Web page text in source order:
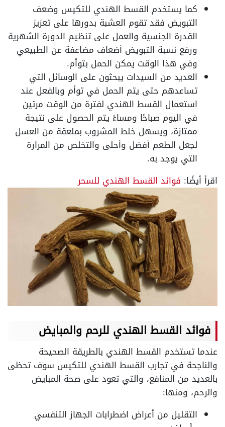
كما يستخدم القسط الهندي للتكيس وضعف
التبويض فقد تقوم العشبة بدورها على تعزيز
القدرة الجنسية والعمل على تنظيم الدورة الشهرية
ورفع نسبة التبويض أضعاف مضاعفة عن الطبيعي
وفي هذا الوقت يمكن الحمل بتوأم.
العديد من السيدات يبحثون على الوسائل التي
تساعدهم حتى يتم الحمل في توأم وبالفعل عند
استعمال القسط الهندي لفترة من الوقت مرتين
في اليوم صباحًا ومساءً يتم الحصول على نتيجة
ممتازة، ويسهل خلط المشروب بملعقة من العسل
لجعل الطعم أفضل وأحلى والتخلص من المرارة
التي يوجد به.
اقرأ أيضًا: فوائد القسط الهندي للسحر
فوائد القسط الهندي للرحم والمبايض
عندما تستخدم القسط الهندي بالطريقة الصحيحة
والناجحة في تجارب القسط الهندي للتكيس سوف تحظى
بالعديد من المنافع، والتي تعود على صحة المبايض
والرحم، ومنها:
التقليل من أعراض اضطرابات الجهاز التنفسي